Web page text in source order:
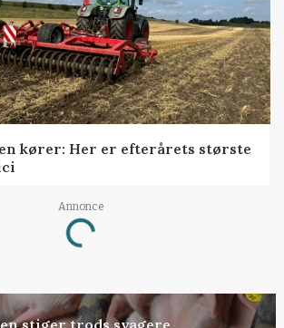
kører: Her er efterårets største
Annonce
Loading...